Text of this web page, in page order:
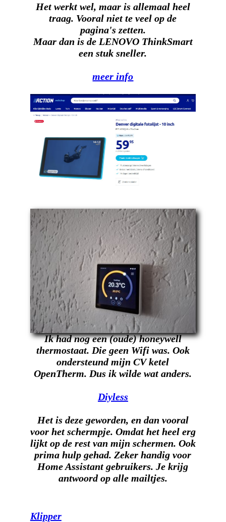
Het werkt wel, maar is allemaal heel
traag. Vooral niet te veel op de
pagina's zetten.
Maar dan is de LENOVO ThinkSmart
een stuk sneller.
meer info
Ik had nog een (oude) honeywell
thermostaat. Die geen Wifi was. Ook
ondersteund mijn CV ketel
OpenTherm. Dus ik wilde wat anders.
Diyless
Het is deze geworden, en dan vooral
voor het schermpje. Omdat het heel erg
lijkt op de rest van mijn schermen. Ook
prima hulp gehad. Zeker handig voor
Home Assistant gebruikers. Je krijg
antwoord op alle mailtjes.
Klipper